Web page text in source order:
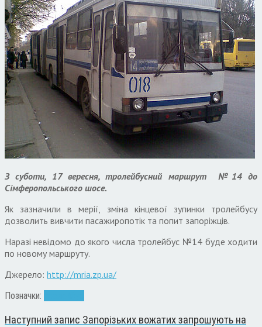
З суботи, 17 вересня, тролейбусний маршрут №14 до
Сімферопольського шосе.
Як зазначили в мерії, зміна кінцевої зупинки тролейбусу
дозволить вивчити пасажиропотік та попит запоріжців.
Наразі невідомо до якого числа тролейбус №14 буде ходити
по новому маршруту.
Джерело: http://mria.zp.ua/
Позначки:
Наступний запис Запорізьких вожатих запрошують на